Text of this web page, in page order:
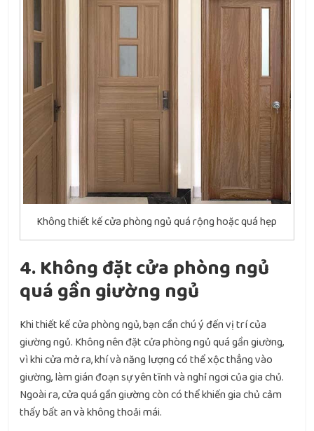
Không thiết kế cửa phòng ngủ quá rộng hoặc quá hẹp
4. Không đặt cửa phòng ngủ
quá gần giường ngủ
Khi thiết kế cửa phòng ngủ, bạn cần chú ý đến vị trí của
giường ngủ. Không nên đặt cửa phòng ngủ quá gần giường,
vì khi cửa mở ra, khí và năng lượng có thể xộc thẳng vào
giường, làm gián đoạn sự yên tĩnh và nghỉ ngơi của gia chủ.
Ngoài ra, cửa quá gần giường còn có thể khiến gia chủ cảm
thấy bất an và không thoải mái.